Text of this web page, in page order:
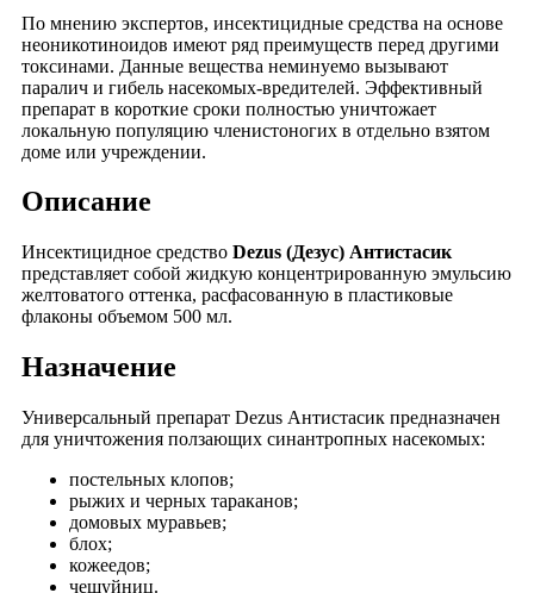
По мнению экспертов, инсектицидные средства на основе
неоникотиноидов имеют ряд преимуществ перед другими
токсинами. Данные вещества неминуемо вызывают
паралич и гибель насекомых-вредителей. Эффективный
препарат в короткие сроки полностью уничтожает
локальную популяцию членистоногих в отдельно взятом
доме или учреждении.
Описание
Инсектицидное средство Dezus (Дезус) Антистасик
представляет собой жидкую концентрированную эмульсию
желтоватого оттенка, расфасованную в пластиковые
флаконы объемом 500 мл.
Назначение
Универсальный препарат Dezus Антистасик предназначен
для уничтожения ползающих синантропных насекомых:
постельных клопов;
рыжих и черных тараканов;
домовых муравьев;
блох;
кожеедов;
чешуйниц.